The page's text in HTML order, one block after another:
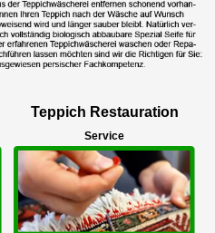
Teppich Restauration
Service